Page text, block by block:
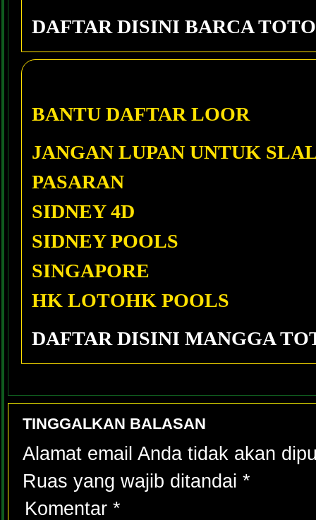
DAFTAR DISINI BARCA TOTO
BANTU DAFTAR LOOR
JANGAN LUPAN UNTUK
PASARAN
SIDNEY 4D
SIDNEY POOLS
SINGAPORE
HK LOTOHK POOLS
DAFTAR DISINI MANGGA
TINGGALKAN BALASAN
Alamat email Anda tidak akan
Ruas yang wajib ditandai *
Komentar *